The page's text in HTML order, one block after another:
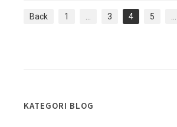
Back 1 3 4 5
KATEGORI BLOG